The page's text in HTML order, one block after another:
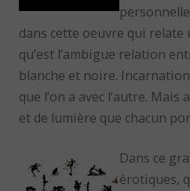
dans cette oeuvre qui relate
qu’est l’ambigue relation
blanche et noire.
que l’on a avec l’autre. Mais
et de lumière que chacun
Dans ce
érotiques,